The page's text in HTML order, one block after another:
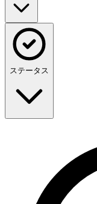
ステータス